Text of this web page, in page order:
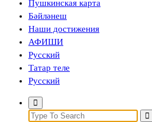
Пушкинская карта
Бәйләнеш
Наши достижения
АФИШИ
Русский
Татар теле
Русский
Search